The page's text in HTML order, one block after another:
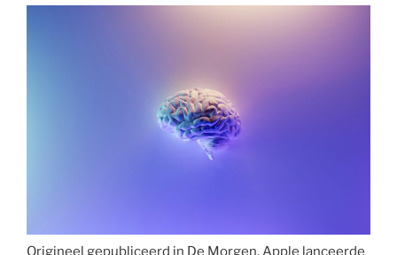
Origineel gepubliceerd in De Morgen. Apple lanceerde